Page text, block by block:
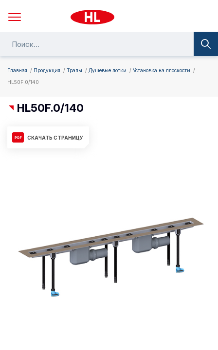
Главная Продукция Трапы Душевые лотки
Установка на плоскости
HL50F.0/140
HL50F.0/140
СКАЧАТЬ СТРАНИЦУ